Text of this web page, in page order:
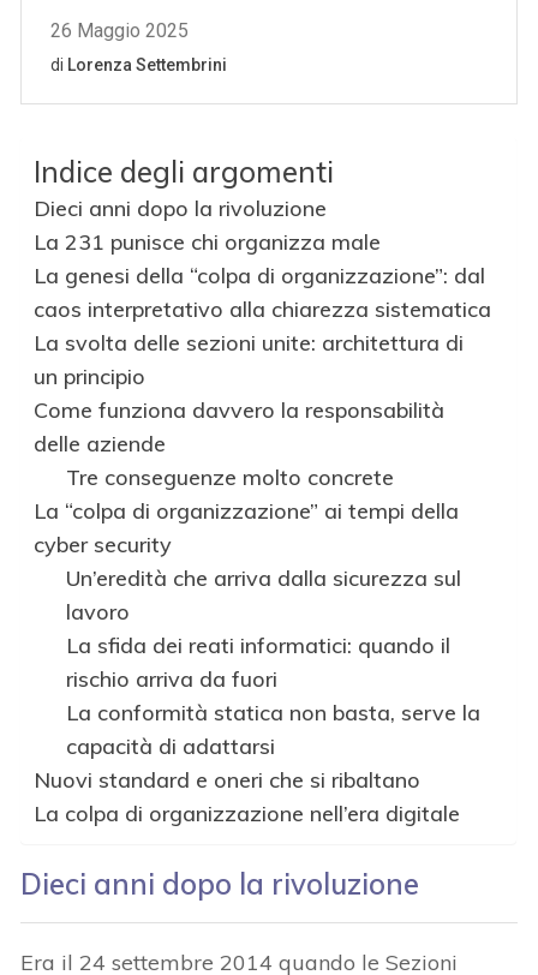
Indice degli argomenti
Dieci anni dopo la rivoluzione
La 231 punisce chi organizza male
La genesi della “colpa di organizzazione”: dal
caos interpretativo alla chiarezza sistematica
La svolta delle sezioni unite: architettura di
un principio
Come funziona davvero la responsabilità
delle aziende
Tre conseguenze molto concrete
La “colpa di organizzazione” ai tempi della
cyber security
Un’eredità che arriva dalla sicurezza sul
lavoro
La sfida dei reati informatici: quando il
rischio arriva da fuori
La conformità statica non basta, serve la
capacità di adattarsi
Nuovi standard e oneri che si ribaltano
La colpa di organizzazione nell’era digitale
Dieci anni dopo la rivoluzione
Era il 24 settembre 2014 quando le Sezioni